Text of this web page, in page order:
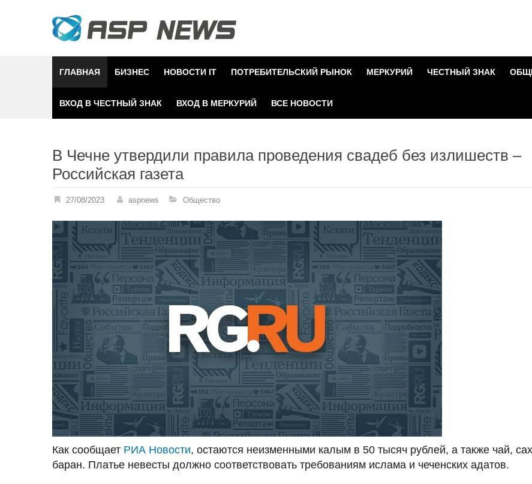
ГЛАВНАЯ БИЗНЕС НОВОСТИ IT ПОТРЕБИТЕЛЬСКИЙ РЫНОК МЕРКУРИЙ ЧЕСТНЫЙ ЗНАК
ВХОД В ЧЕСТНЫЙ ЗНАК ВХОД В МЕРКУРИЙ ВСЕ НОВОСТИ
В Чечне утвердили правила проведения свадеб без излишеств –
Российская газета
27/08/2023 aspnews Общество
Как сообщает РИА Новости, остаются неизменными калым в 50 тысяч рублей, а также чай,
баран. Платье невесты должно соответствовать требованиям ислама и чеченских адатов.